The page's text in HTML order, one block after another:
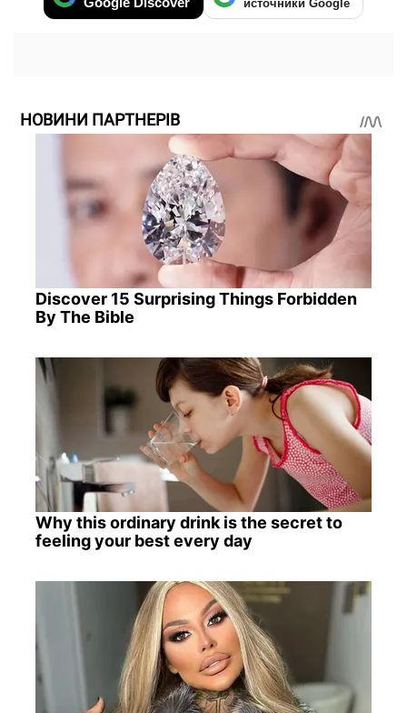
источники Google
НОВИНИ ПАРТНЕРІВ
Discover 15 Surprising Things Forbidden
By The Bible
Why this ordinary drink is the secret to
feeling your best every day